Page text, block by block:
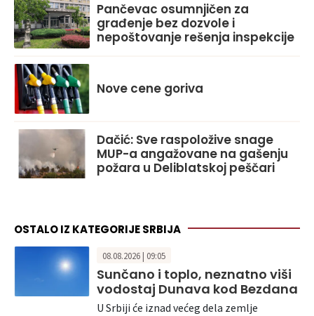
Pančevac osumnjičen za
građenje bez dozvole i
nepoštovanje rešenja inspekcije
Nove cene goriva
Dačić: Sve raspoložive snage
MUP-a angažovane na gašenju
požara u Deliblatskoj peščari
OSTALO IZ KATEGORIJE SRBIJA
08.08.2026 | 09:05
Sunčano i toplo, neznatno viši
vodostaj Dunava kod Bezdana
U Srbiji će iznad većeg dela zemlje